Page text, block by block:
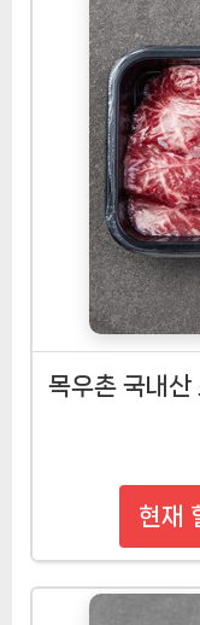
목우촌 국내산
현재